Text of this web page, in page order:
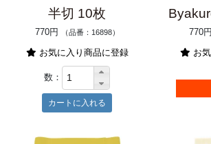
半切 10枚
770円 （品番：16898）
お気に入り商品に登録
数：
770円
お